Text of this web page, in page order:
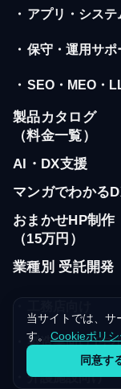
・ アプリ・システ
・ 保守・運用サポ
・ SEO・MEO・
製品カタログ
（料金一覧）
AI・DX支援
マンガでわかる
おまかせHP制作
（15万円）
業種別 受託開発
製造業向け (中
介護施設向け
当サイトでは、サ
す。
Cookieポリシ
同意す